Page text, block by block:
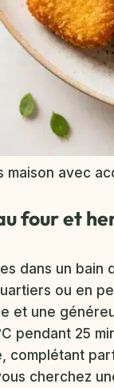
avec
four et
dans un bain
ou en
et une
pendant 25
complétant
cherchez